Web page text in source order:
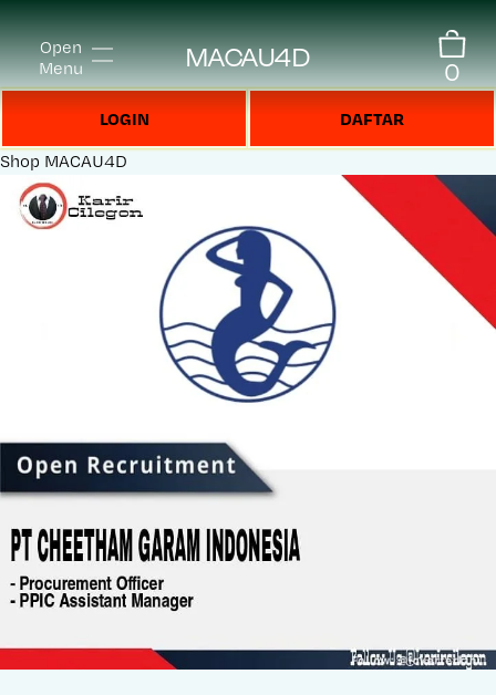
Open
Menu
MACAU4D 0
LOGIN DAFTAR
Shop MACAU4D